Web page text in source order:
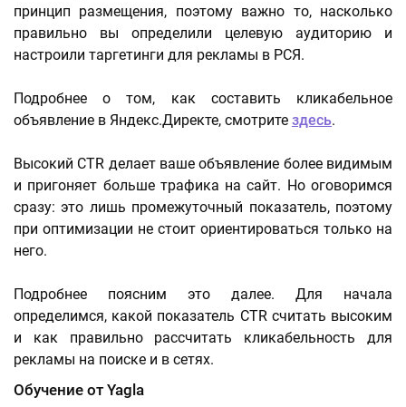
принцип размещения, поэтому важно то, насколько
правильно вы определили целевую аудиторию и
настроили таргетинги для рекламы в РСЯ.
Подробнее о том, как составить кликабельное
объявление в Яндекс.Директе, смотрите здесь.
Высокий CTR делает ваше объявление более видимым
и пригоняет больше трафика на сайт. Но оговоримся
сразу: это лишь промежуточный показатель, поэтому
при оптимизации не стоит ориентироваться только на
него.
Подробнее поясним это далее. Для начала
определимся, какой показатель CTR считать высоким
и как правильно рассчитать кликабельность для
рекламы на поиске и в сетях.
Обучение от Yagla